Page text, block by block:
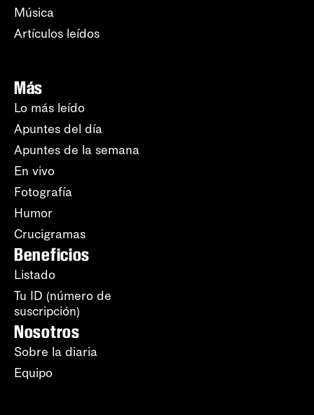
Música
Artículos leídos
Más
Lo más leído
Apuntes del día
Apuntes de la semana
En vivo
Fotografía
Humor
Crucigramas
Beneficios
Listado
Tu ID (número de
suscripción)
Nosotros
Sobre la diaria
Equipo